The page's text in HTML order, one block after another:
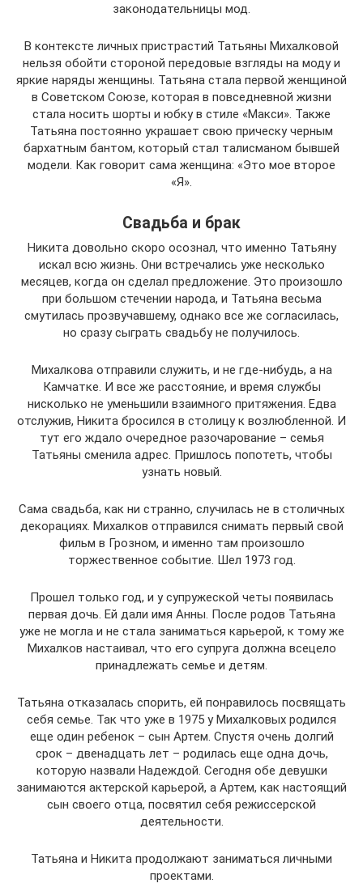
законодательницы мод.
В контексте личных пристрастий Татьяны Михалковой
нельзя обойти стороной передовые взгляды на моду и
яркие наряды женщины. Татьяна стала первой женщиной
в Советском Союзе, которая в повседневной жизни
стала носить шорты и юбку в стиле «Макси». Также
Татьяна постоянно украшает свою прическу черным
бархатным бантом, который стал талисманом бывшей
модели. Как говорит сама женщина: «Это мое второе
«Я».
Свадьба и брак
Никита довольно скоро осознал, что именно Татьяну
искал всю жизнь. Они встречались уже несколько
месяцев, когда он сделал предложение. Это произошло
при большом стечении народа, и Татьяна весьма
смутилась прозвучавшему, однако все же согласилась,
но сразу сыграть свадьбу не получилось.
Михалкова отправили служить, и не где-нибудь, а на
Камчатке. И все же расстояние, и время службы
нисколько не уменьшили взаимного притяжения. Едва
отслужив, Никита бросился в столицу к возлюбленной. И
тут его ждало очередное разочарование – семья
Татьяны сменила адрес. Пришлось попотеть, чтобы
узнать новый.
Сама свадьба, как ни странно, случилась не в столичных
декорациях. Михалков отправился снимать первый свой
фильм в Грозном, и именно там произошло
торжественное событие. Шел 1973 год.
Прошел только год, и у супружеской четы появилась
первая дочь. Ей дали имя Анны. После родов Татьяна
уже не могла и не стала заниматься карьерой, к тому же
Михалков настаивал, что его супруга должна всецело
принадлежать семье и детям.
Татьяна отказалась спорить, ей понравилось посвящать
себя семье. Так что уже в 1975 у Михалковых родился
еще один ребенок – сын Артем. Спустя очень долгий
срок – двенадцать лет – родилась еще одна дочь,
которую назвали Надеждой. Сегодня обе девушки
занимаются актерской карьерой, а Артем, как настоящий
сын своего отца, посвятил себя режиссерской
деятельности.
Татьяна и Никита продолжают заниматься личными
проектами.